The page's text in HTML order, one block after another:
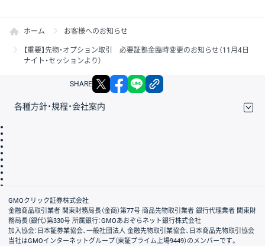
ホーム お客様へのお知らせ
【重要】先物・オプション取引 必要証拠金臨時変更のお知らせ（11月4日
ナイト・セッションより）
SHARE X facebook
各種方針・規程・会社案内
会社案内
GMOクリック証券株式会社
金融商品取引業者 関東財務局長（金商）第77号 商品先物取引業者 銀行代理業者 関東財
務局長（銀代）第330号 所属銀行：GMOあおぞらネット銀行株式会社
加入協会：日本証券業協会、一般社団法人 金融先物取引業協会、日本商品先物取引協会
当社はGMOインターネットグループ（東証プライム上場9449）のメンバーです。